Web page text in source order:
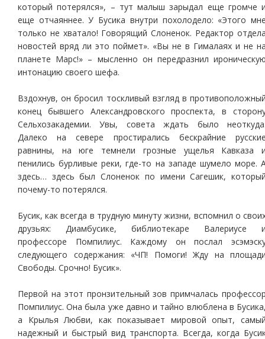
который потерялся», – тут малыш зарыдал еще громче
еще отчаяннее. У Бусика внутри похолодело: «Этого
только не хватало! Говорящий Слоненок. Редактор
новостей вряд ли это поймет». «Вы не в Гималаях и не
планете Марс!» – мысленно он передразнил
интонацию своего шефа.
Вздохнув, он бросил тоскливый взгляд в
конец бывшего Александровского проспекта, в
Сельхозакадемии. Увы, совета ждать было
Далеко на севере простирались бескрайние
равнины, на юге темнели грозные ущелья Кавказа
пенились бурливые реки, где-то на западе шумело море.
здесь… здесь был Слоненок по имени Сагешик,
почему-то потерялся.
Бусик, как всегда в трудную минуту жизни, вспомнил о
друзьях: Диамбусике, библиотекаре Валериусе
профессоре Помпилиус. Каждому он послал
следующего содержания: «ЧП! Помоги! Жду на
Свободы. Срочно! Бусик».
Первой на этот пронзительный зов примчалась
Помпилиус. Она была уже давно и тайно влюблена в
а Крылья Любви, как показывает мировой опыт,
надежный и быстрый вид транспорта. Всегда, когда